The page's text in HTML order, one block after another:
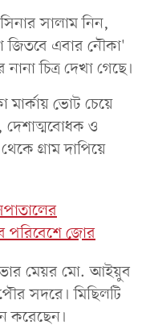
সালাম নিন,
জিতবে এবার নৌকা'
চিত্র দেখা গেছে।
মার্কায় ভোট চেয়ে
দেশাত্মবোধক ও
গ্রাম দাপিয়ে
পরিবেশে জোর
মেয়র মো. আইয়ুব
সদরে। মিছিলটি
করেছেন।